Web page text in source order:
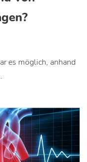
es möglich, anhand